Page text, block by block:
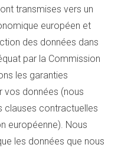
transmises vers un
européen et
des données dans
par la Commission
les garanties
vos données (nous
clauses contractuelles
européenne). Nous
les données que nous